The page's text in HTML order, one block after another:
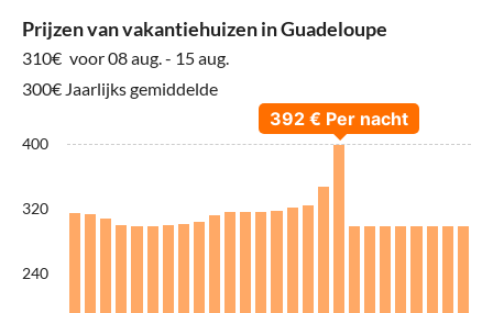
Prijzen van vakantiehuizen in Guadeloupe
310€ voor 08 aug. - 15 aug.
300€ Jaarlijks gemiddelde
400
320
240